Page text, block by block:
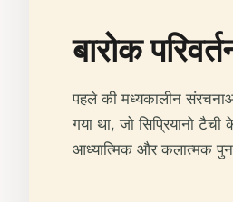
बारोक
पहले की मध्यकालीन
गया था, जो सिप्रियानो
आध्यात्मिक और कलात्मक